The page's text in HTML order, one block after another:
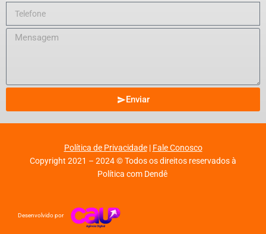
Enviar
Política de Privacidade| Fale Conosco
Copyright 2021 – 2024 © Todos os direitos reservados à
Política com Dendê
Desenvolvido por